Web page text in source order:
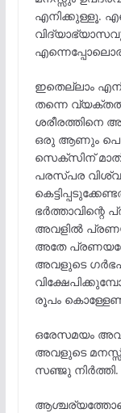
എനിക്കുള്ളൂ.
ഇതെല്ലാം
തന്നെ
ശരീരത്തിനെ
ഒരു ആണും
സെക്സിന്
പരസ്പര
അവളിൽ
അതേ
അവളുടെ
രൂപം
ഒരേസമയം
അവളുടെ
സഞ്ജു നിർത്തി.